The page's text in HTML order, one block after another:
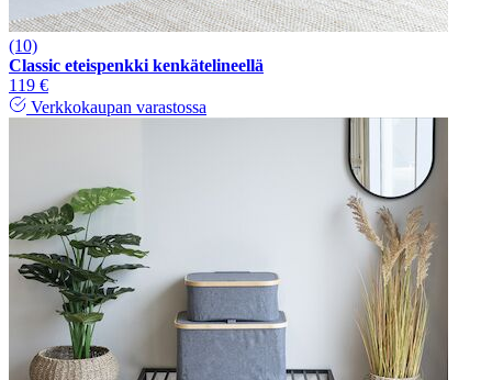
(10)
Classic eteispenkki kenkätelineellä
119 €
Verkkokaupan varastossa